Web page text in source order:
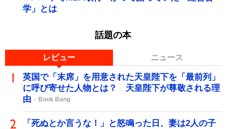
学」とは
話題の本
レビュー ニュース
英国で「末席」を用意された天皇陛下を「最前列」
に呼び寄せた人物とは？ 天皇陛下が尊敬される理
由
Book Bang
「死ぬとか言うな！」と怒鳴った日、妻は2人の子